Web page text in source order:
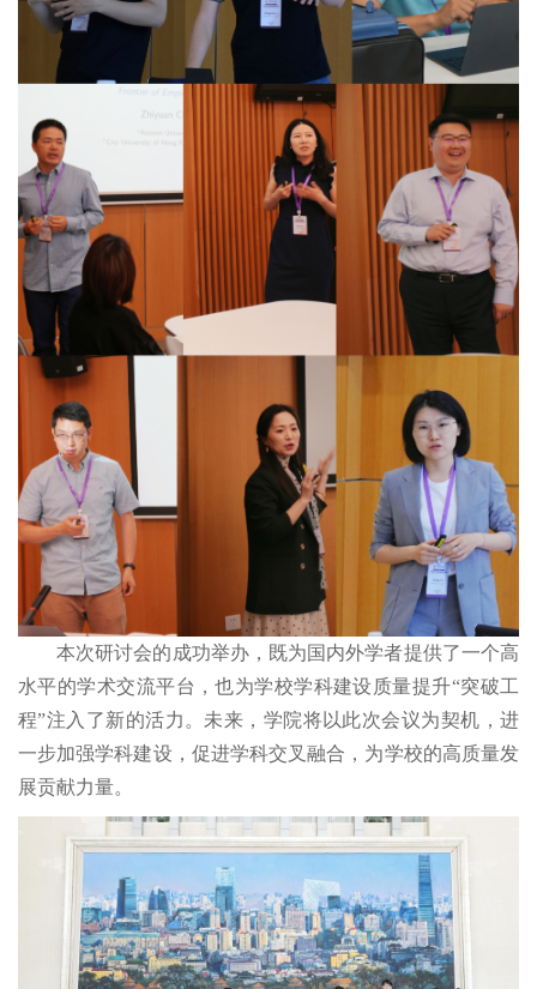
本次研讨会的成功举办，既为国内外学者提供了一个高
水平的学术交流平台，也为学校学科建设质量提升“突破工
程”注入了新的活力。未来，学院将以此次会议为契机，进
一步加强学科建设，促进学科交叉融合，为学校的高质量发
展贡献力量。